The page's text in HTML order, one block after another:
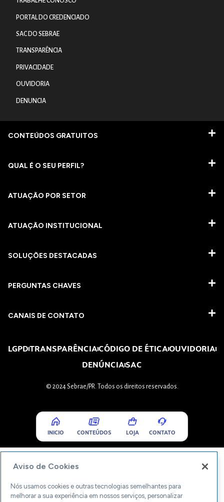
PORTAL DO CREDENCIADO
SAC DO SEBRAE
TRANSPARÊNCIA
PRIVACIDADE
OUVIDORIA
DENUNCIA
CONTEÚDOS GRATUITOS
QUAL É O SEU PERFIL?
ATUAÇÃO POR SETOR
ATUAÇÃO INSTITUCIONAL
SOLUÇÕES DESTACADAS
PERGUNTAS CHAVES​
CANAIS DE CONTATO
LGPDTRANSPARÊNCIACÓDIGO DE ÉTICAOUVIDORIA
DENÚNCIASAC
© 2024 Sebrae/PR. Todos os direitos reservados.
INICIO CONTEÚDOS LOJA CONTATO
Aviso de Cookies
Nós usamos cookies e outras tecnologias semelhantes para
melhorar a sua experiência em nossos serviços, personalizar